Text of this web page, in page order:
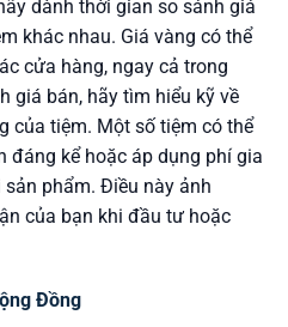
dành thời gian so sánh giá
khác nhau. Giá vàng có thể
cửa hàng, ngay cả trong
giá bán, hãy tìm hiểu kỹ về
của tiệm. Một số tiệm có thể
đáng kể hoặc áp dụng phí gia
phẩm. Điều này ảnh
của bạn khi đầu tư hoặc
Đồng